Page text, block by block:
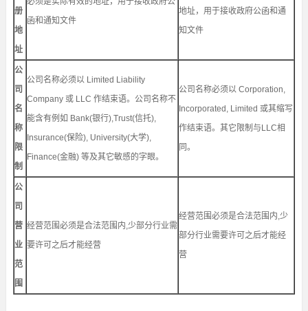
册
地
址
函和通知文件
地址，用于接收政府公函和通
知文件
公
司
名
称
限
制
公司名称必须以 Limited Liability
Company 或 LLC 作结束语。公司名称不
能含有例如 Bank(银行),Trust(信托),
Insurance(保险), University(大学),
Finance(金融) 等及其它敏感的字眼。
公司名称必须以 Corporation,
Incorporated, Limited 或其缩写
作结束语。其它限制与LLC相
同。
公
司
营
业
范
围
经营范围必须是合法范围内,少部分行业需
要许可之后才能经营
经营范围必须是合法范围内,少
部分行业需要许可之后才能经
营